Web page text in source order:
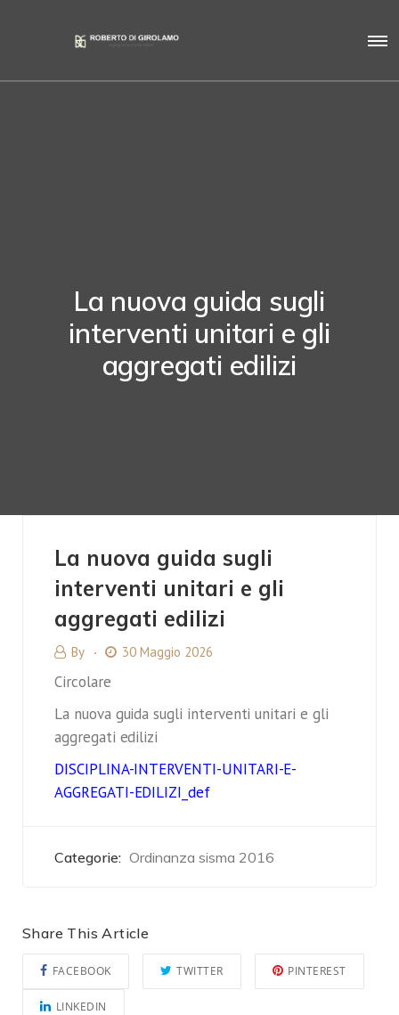
La nuova guida sugli
interventi unitari e gli
aggregati edilizi
La nuova guida sugli
interventi unitari e gli
aggregati edilizi
By 30 Maggio 2026
Circolare
La nuova guida sugli interventi unitari e gli
aggregati edilizi
DISCIPLINA-INTERVENTI-UNITARI-E-
AGGREGATI-EDILIZI_def
Categorie: Ordinanza sisma 2016
Share This Article
FACEBOOK TWITTER PINTEREST
LINKEDIN